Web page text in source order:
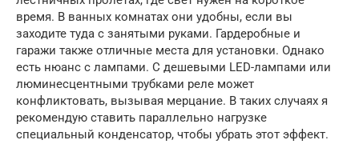
время. В ванных комнатах они удобны, если вы
заходите туда с занятыми руками. Гардеробные и
гаражи также отличные места для установки. Однако
есть нюанс с лампами. С дешевыми LED-лампами или
люминесцентными трубками реле может
конфликтовать, вызывая мерцание. В таких случаях я
рекомендую ставить параллельно нагрузке
специальный конденсатор, чтобы убрать этот эффект.